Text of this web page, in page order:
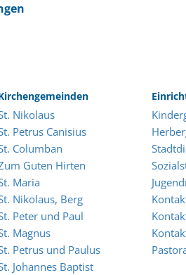
Nikolaus
Petrus Canisius
Columban
Guten Hirten
Maria
Nikolaus, Berg
Peter und Paul
Magnus
Petrus und Paulus
Johannes Baptist